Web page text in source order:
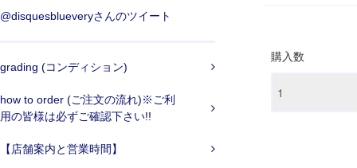
@disquesblueveryさんのツイート
grading (コンディション)
how to order (ご注文の流れ)※ご利
用の皆様は必ずご確認下さい!!
【店舗案内と営業時間】
購入数